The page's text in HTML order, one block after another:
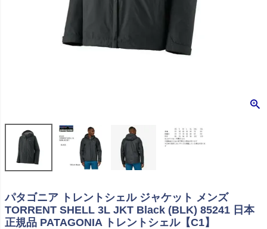
パタゴニア トレントシェル ジャケット メンズ
TORRENT SHELL 3L JKT Black (BLK) 85241 日本
正規品 PATAGONIA トレントシェル【C1】